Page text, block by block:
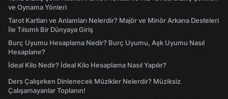
ve Oynama Yönleri
Tarot Kartları ve Anlamları Nelerdir? Majör ve Minör Arkana Desteleri
İle Tılsımlı Bir Dünyaya Giriş
Burç Uyumu Hesaplama Nedir? Burç Uyumu, Aşk Uyumu Nasıl
Hesaplanır?
İdeal Kilo Nedir? İdeal Kilo Hesaplama Nasıl Yapılır?
Ders Çalışırken Dinlenecek Müzikler Nelerdir? Müziksiz
Çalışamayanlar Toplanın!